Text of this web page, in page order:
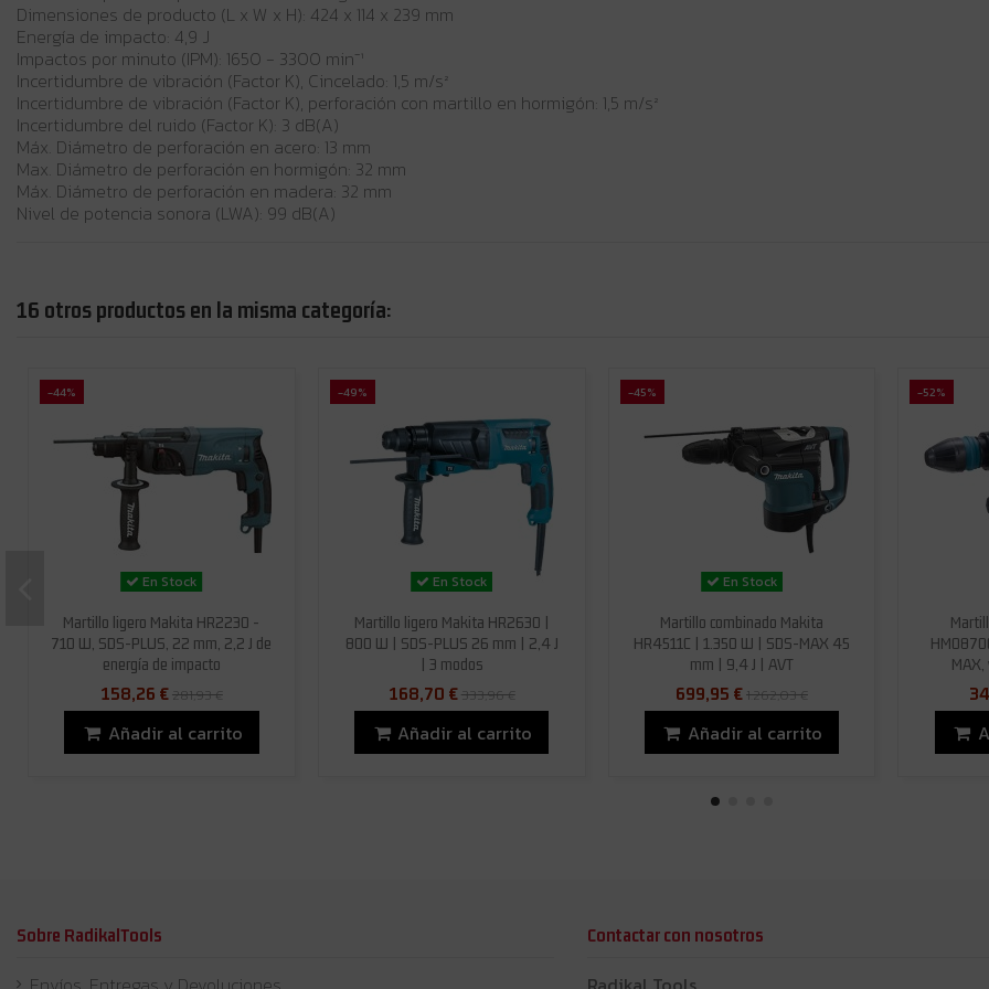
Dimensiones de producto (L x W x H): 424 x 114 x 239 mm
Energía de impacto: 4,9 J
Impactos por minuto (IPM): 1650 - 3300 min⁻¹
Incertidumbre de vibración (Factor K), Cincelado: 1,5 m/s²
Incertidumbre de vibración (Factor K), perforación con martillo en hormigón: 1,5 m/s²
Incertidumbre del ruido (Factor K): 3 dB(A)
Máx. Diámetro de perforación en acero: 13 mm
Max. Diámetro de perforación en hormigón: 32 mm
Máx. Diámetro de perforación en madera: 32 mm
Nivel de potencia sonora (LWA): 99 dB(A)
16 otros productos en la misma categoría:
-44%
En Stock
Martillo ligero Makita HR2230 -
710 W, SDS-PLUS, 22 mm, 2,2 J de
energía de impacto
158,26 €281,93 €
Añadir al carrito
-49%
En Stock
Martillo ligero Makita HR2630 |
800 W | SDS-PLUS 26 mm | 2,4 J
| 3 modos
168,70 €333,96 €
Añadir al carrito
-45%
En Stock
Martillo combinado Makita
HR4511C | 1.350 W | SDS-MAX 45
mm | 9,4 J | AVT
699,95 €1.262,03 €
Añadir al carrito
-52%
Sobre RadikalTools Contactar con nosotros